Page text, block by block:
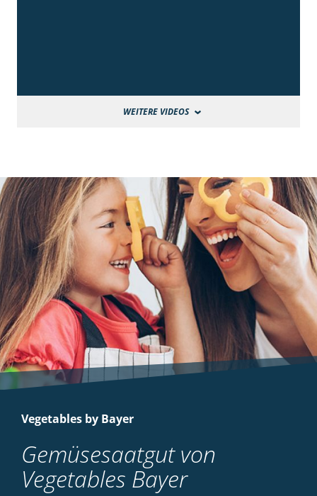
WEITERE VIDEOS
Vegetables by Bayer
Gemüsesaatgut von
Vegetables Bayer